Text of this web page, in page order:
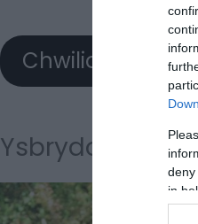
in
Ysbrydoliaeth